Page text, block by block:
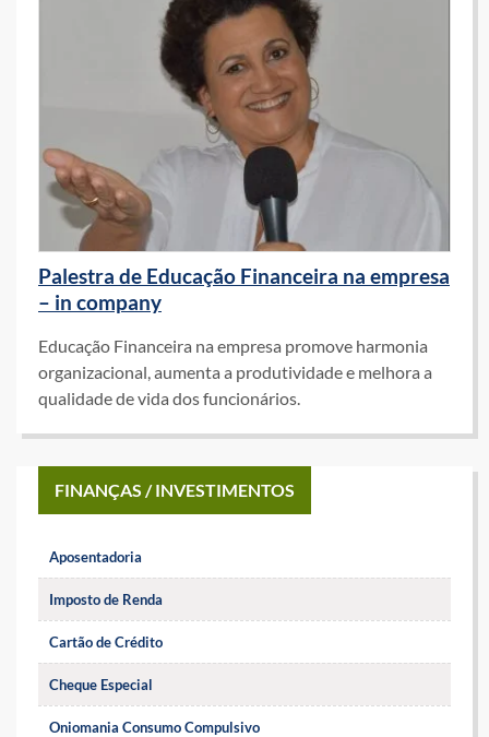
Palestra de Educação Financeira na empresa
– in company
Educação Financeira na empresa promove harmonia
organizacional, aumenta a produtividade e melhora a
qualidade de vida dos funcionários.
FINANÇAS / INVESTIMENTOS
Aposentadoria
Imposto de Renda
Cartão de Crédito
Cheque Especial
Oniomania Consumo Compulsivo